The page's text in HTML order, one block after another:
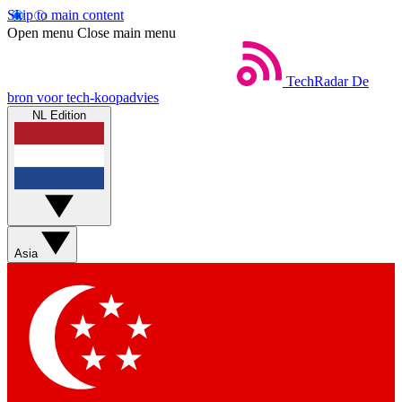
Skip to main content
Open menu Close main menu
TechRadar De
bron voor tech-koopadvies
NL Edition
Asia